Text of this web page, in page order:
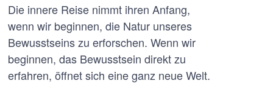
Die innere Reise nimmt ihren Anfang,
wenn wir beginnen, die Natur unseres
Bewusstseins zu erforschen. Wenn wir
beginnen, das Bewusstsein direkt zu
erfahren, öffnet sich eine ganz neue Welt.